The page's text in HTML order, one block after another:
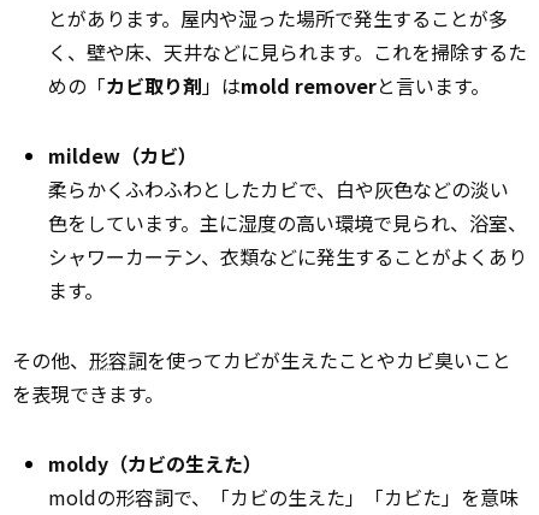
とがあります。屋内や湿った場所で発生することが多
く、壁や床、天井などに見られます。これを掃除するた
めの「カビ取り剤」はmold removerと言います。
mildew（カビ）
柔らかくふわふわとしたカビで、白や灰色などの淡い
色をしています。主に湿度の高い環境で見られ、浴室、
シャワーカーテン、衣類などに発生することがよくあり
ます。
その他、 形容詞を使ってカビが生えたことやカビ臭いこと
を表現できます。
moldy（カビの生えた）
moldの形容詞で、「カビの生えた」「カビた」を意味